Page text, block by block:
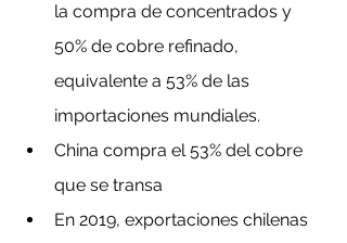
la compra de concentrados y
50% de cobre refinado,
equivalente a 53% de las
importaciones mundiales.
China compra el 53% del cobre
que se transa
En 2019, exportaciones chilenas